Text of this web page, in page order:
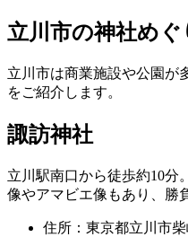
立川市の神社め
立川市は商業施設や公園が
をご紹介します。
諏訪神社
立川駅南口から徒歩約10分
像やアマビエ像もあり、勝
住所：東京都立川市柴